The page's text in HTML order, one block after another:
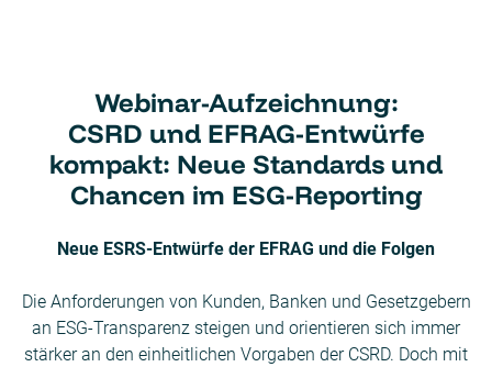
Webinar-Aufzeichnung:
CSRD und EFRAG-Entwürfe
kompakt: Neue Standards und
Chancen im ESG-Reporting
Neue ESRS-Entwürfe der EFRAG und die Folgen
Die Anforderungen von Kunden, Banken und Gesetzgebern
an ESG-Transparenz steigen und orientieren sich immer
stärker an den einheitlichen Vorgaben der CSRD. Doch mit